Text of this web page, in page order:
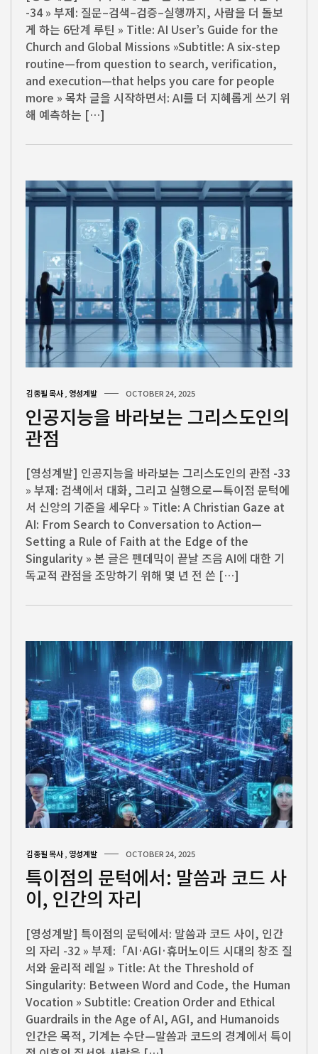
-34 » 부제: 질문–검색–검증–실행까지, 사람을 더 돌보
게 하는 6단계 루틴 » Title: AI User’s Guide for the
Church and Global Missions »Subtitle: A six-step
routine—from question to search, verification,
and execution—that helps you care for people
more » 목차 글을 시작하면서: AI를 더 지혜롭게 쓰기 위
해 예측하는 […]
김종필 목사 영성계발 OCTOBER 24, 2025
인공지능을 바라보는 그리스도인의
관점
[영성계발] 인공지능을 바라보는 그리스도인의 관점 -33
» 부제: 검색에서 대화, 그리고 실행으로—특이점 문턱에
서 신앙의 기준을 세우다 » Title: A Christian Gaze at
AI: From Search to Conversation to Action—
Setting a Rule of Faith at the Edge of the
Singularity » 본 글은 펜데믹이 끝날 즈음 AI에 대한 기
독교적 관점을 조망하기 위해 몇 년 전 쓴 […]
김종필 목사 영성계발 OCTOBER 24, 2025
특이점의 문턱에서: 말씀과 코드 사
이, 인간의 자리
[영성계발] 특이점의 문턱에서: 말씀과 코드 사이, 인간
의 자리 -32 » 부제:「AI·AGI·휴머노이드 시대의 창조 질
서와 윤리적 레일 » Title: At the Threshold of
Singularity: Between Word and Code, the Human
Vocation » Subtitle: Creation Order and Ethical
Guardrails in the Age of AI, AGI, and Humanoids
인간은 목적, 기계는 수단—말씀과 코드의 경계에서 특이